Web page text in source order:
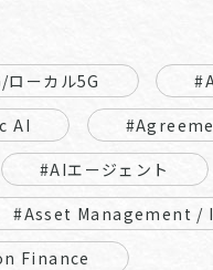
ローカル5G
AI
#AIエージェント
#Asset Management /
Finance